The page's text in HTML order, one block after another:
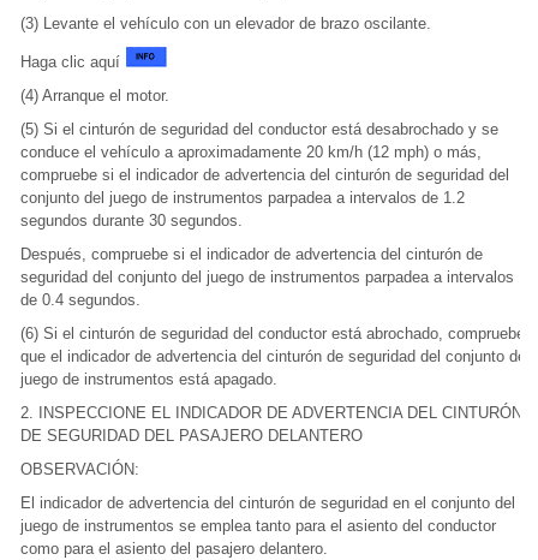
(3) Levante el vehículo con un elevador de brazo oscilante.
Haga clic aquí
(4) Arranque el motor.
(5) Si el cinturón de seguridad del conductor está desabrochado y se
conduce el vehículo a aproximadamente 20 km/h (12 mph) o más,
compruebe si el indicador de advertencia del cinturón de seguridad del
conjunto del juego de instrumentos parpadea a intervalos de 1.2
segundos durante 30 segundos.
Después, compruebe si el indicador de advertencia del cinturón de
seguridad del conjunto del juego de instrumentos parpadea a intervalos
de 0.4 segundos.
(6) Si el cinturón de seguridad del conductor está abrochado, compruebe
que el indicador de advertencia del cinturón de seguridad del conjunto de
juego de instrumentos está apagado.
2. INSPECCIONE EL INDICADOR DE ADVERTENCIA DEL CINTURÓN
DE SEGURIDAD DEL PASAJERO DELANTERO
OBSERVACIÓN:
El indicador de advertencia del cinturón de seguridad en el conjunto del
juego de instrumentos se emplea tanto para el asiento del conductor
como para el asiento del pasajero delantero.